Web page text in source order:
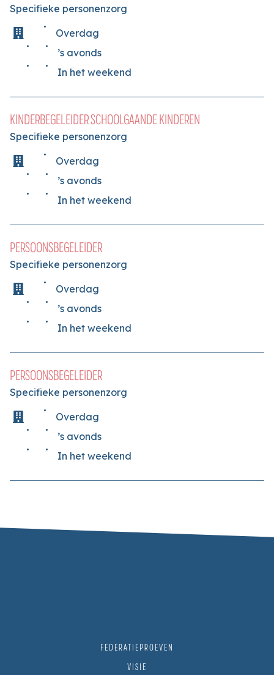
Specifieke personenzorg
Overdag
’s avonds
In het weekend
KINDERBEGELEIDER SCHOOLGAANDE KINDEREN
Specifieke personenzorg
Overdag
’s avonds
In het weekend
PERSOONSBEGELEIDER
Specifieke personenzorg
Overdag
’s avonds
In het weekend
PERSOONSBEGELEIDER
Specifieke personenzorg
Overdag
’s avonds
In het weekend
FEDERATIEPROEVEN
VISIE